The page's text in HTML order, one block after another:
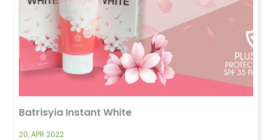
Batrisyia Instant White
20, APR 2022